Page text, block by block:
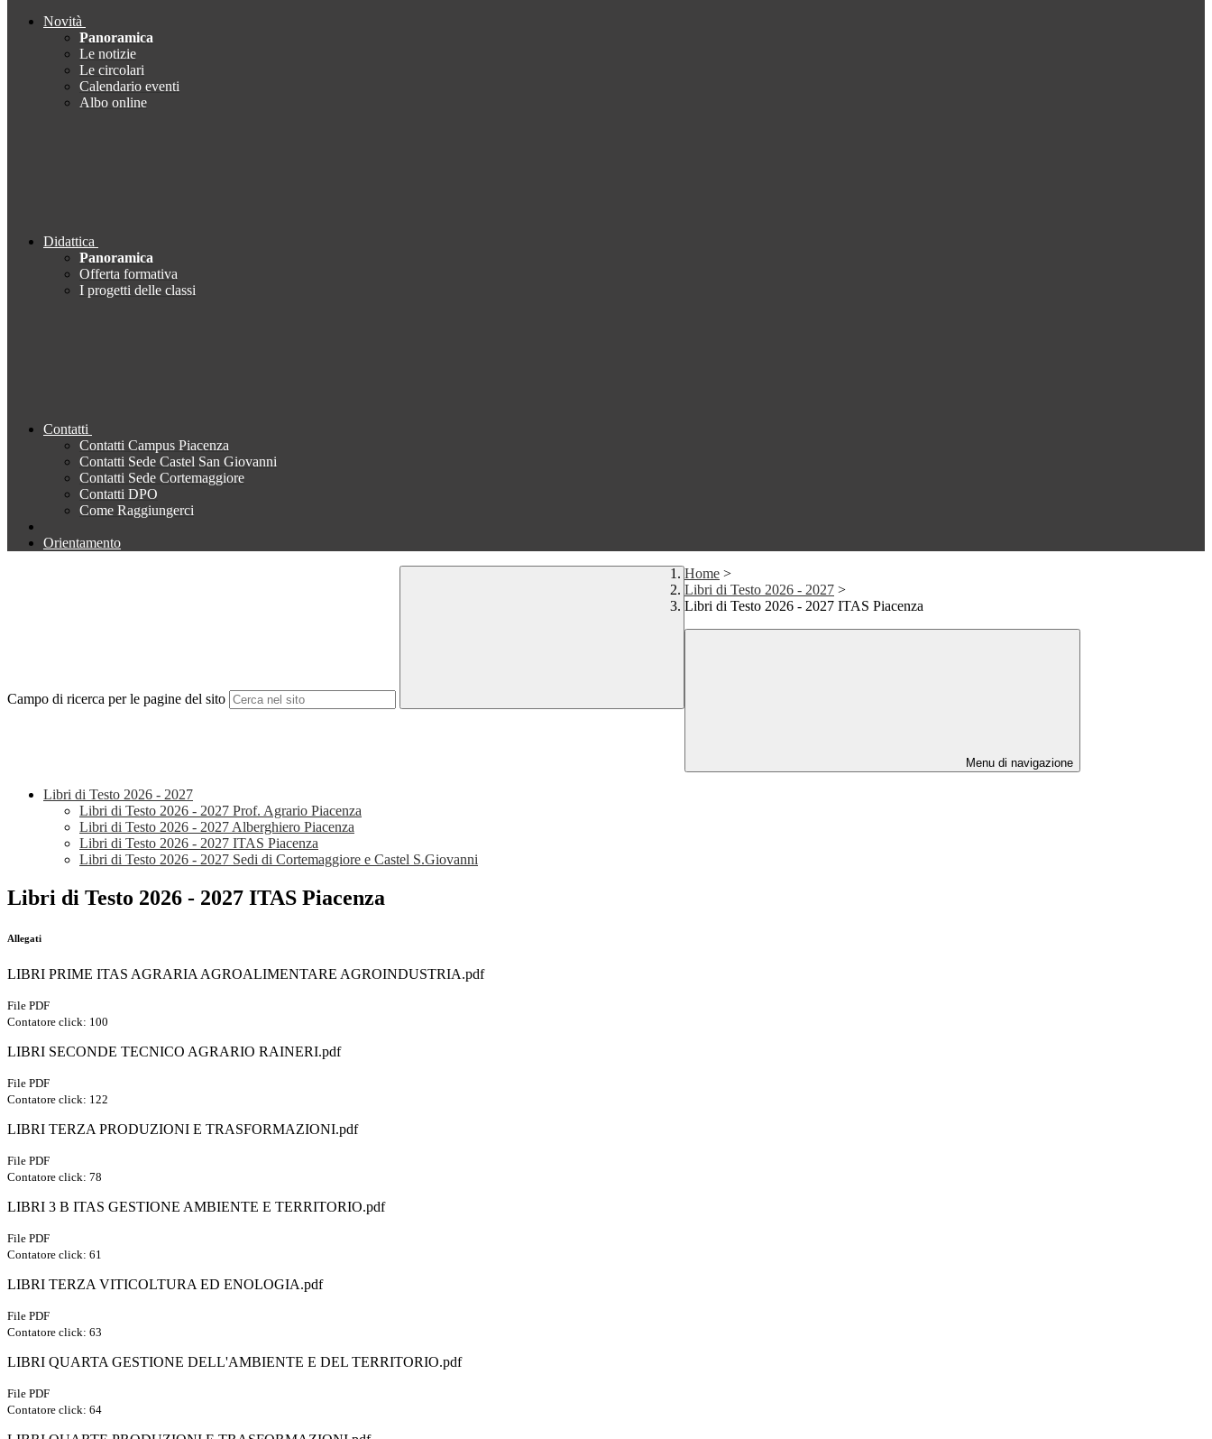
Novità
Panoramica
Le notizie
Le circolari
Calendario eventi
Albo online
Didattica
Panoramica
Offerta formativa
I progetti delle classi
Contatti
Contatti Campus Piacenza
Contatti Sede Castel San Giovanni
Contatti Sede Cortemaggiore
Contatti DPO
Come Raggiungerci
Orientamento
Campo di ricerca per le pagine del sito
Home >
Libri di Testo 2026 - 2027 >
Libri di Testo 2026 - 2027 ITAS Piacenza
Menu di navigazione
Libri di Testo 2026 - 2027
Libri di Testo 2026 - 2027 Prof. Agrario Piacenza
Libri di Testo 2026 - 2027 Alberghiero Piacenza
Libri di Testo 2026 - 2027 ITAS Piacenza
Libri di Testo 2026 - 2027 Sedi di Cortemaggiore e Castel S.Giovanni
Libri di Testo 2026 - 2027 ITAS Piacenza
Allegati
LIBRI PRIME ITAS AGRARIA AGROALIMENTARE AGROINDUSTRIA.pdf
File PDF
Contatore click: 100
LIBRI SECONDE TECNICO AGRARIO RAINERI.pdf
File PDF
Contatore click: 122
LIBRI TERZA PRODUZIONI E TRASFORMAZIONI.pdf
File PDF
Contatore click: 78
LIBRI 3 B ITAS GESTIONE AMBIENTE E TERRITORIO.pdf
File PDF
Contatore click: 61
LIBRI TERZA VITICOLTURA ED ENOLOGIA.pdf
File PDF
Contatore click: 63
LIBRI QUARTA GESTIONE DELL'AMBIENTE E DEL TERRITORIO.pdf
File PDF
Contatore click: 64